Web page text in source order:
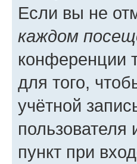
Если вы не
каждом
конференции
для того,
учётной
пункт при